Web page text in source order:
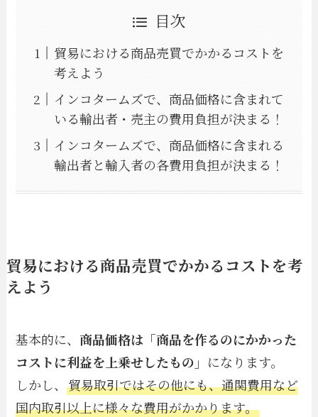
目次
貿易における商品売買でかかるコストを
考えよう
インコタームズで、商品価格に含まれて
いる輸出者・売主の費用負担が決まる！
インコタームズで、商品価格に含まれる
輸出者と輸入者の各費用負担が決まる！
貿易における商品売買でかかるコストを考
えよう
基本的に、 商品価格は「商品を作るのにかかった
コストに利益を上乗せしたもの」 になります。
しかし、貿易取引ではその他にも、通関費用など
国内取引以上に様々な費用がかかります。